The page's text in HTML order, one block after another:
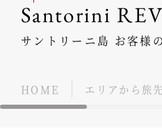
Santorini
サントリーニ島 お客様
HOME エリアから旅